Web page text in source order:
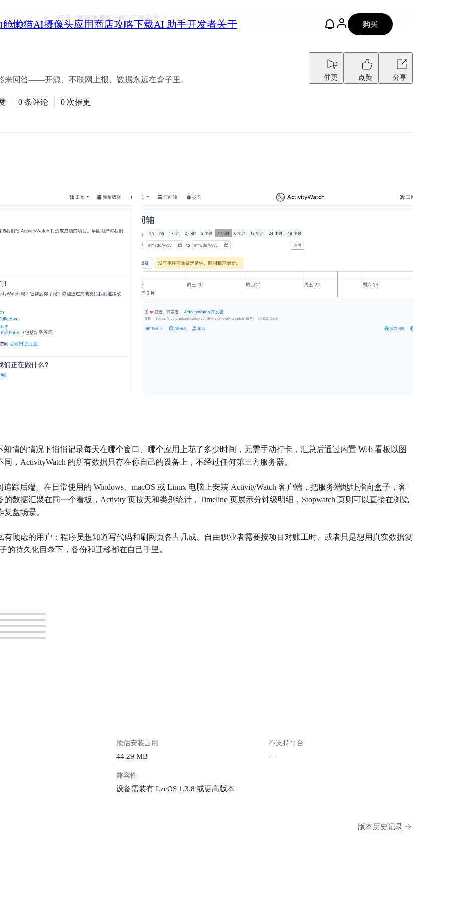
舱懒猫AI摄像头应用商店攻略下载AI 助手开发者关于 购买
打开 “懒猫微服客户端”下载应用
来回答——开源、不联网上报、数据永远在盒子里。 催更 点赞 分享
0 条评论 0 次催更
情的情况下悄悄记录每天在哪个窗口、哪个应用上花了多少时间，无需手动打卡，汇总后通过内置 Web 看板以图
，ActivityWatch 的所有数据只存在你自己的设备上，不经过任何第三方服务器。
踪后端。在日常使用的 Windows、macOS 或 Linux 电脑上安装 ActivityWatch 客户端，把服务端地址指向盒子，客
数据汇聚在同一个看板，Activity 页按天和类别统计，Timeline 页展示分钟级明细，Stopwatch 页则可以直接在浏览
盘场景。
顾虑的用户：程序员想知道写代码和刷网页各占几成、自由职业者需要按项目对账工时、或者只是想用真实数据复
的持久化目录下，备份和迁移都在自己手里。
预估安装占用
44.29 MB
不支持平台
--
兼容性
设备需装有 LzcOS 1.3.8 或更高版本
版本历史记录